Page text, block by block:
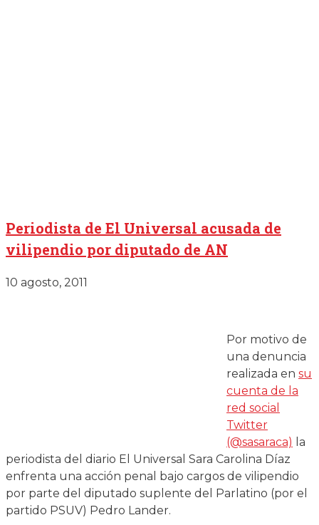
Periodista de El Universal acusada de
vilipendio por diputado de AN
10 agosto, 2011
Por motivo de
una denuncia
realizada en su
cuenta de la
red social
Twitter
(@sasaraca) la
periodista del diario El Universal Sara Carolina Díaz
enfrenta una acción penal bajo cargos de vilipendio
por parte del diputado suplente del Parlatino (por el
partido PSUV) Pedro Lander.